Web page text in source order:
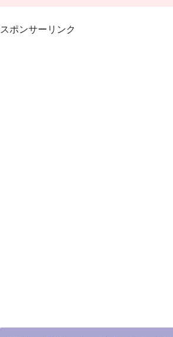
スポンサーリンク